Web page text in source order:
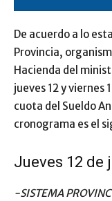
De acuerdo a lo
Provincia,
Hacienda del
jueves 12 y viernes
cuota del Sueldo
cronograma es el
Jueves 12 de
-SISTEMA